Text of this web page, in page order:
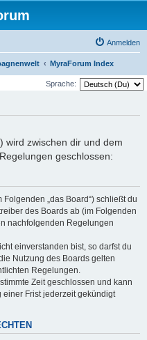
Anmelden
MyraForum Index
Sprache:
wird zwischen dir und dem
geschlossen:
Folgenden „das Board“) schließt du
des Boards ab (im Folgenden
nachfolgenden Regelungen
einverstanden bist, so darfst du
Nutzung des Boards gelten
Regelungen.
Zeit geschlossen und kann
Frist jederzeit gekündigt